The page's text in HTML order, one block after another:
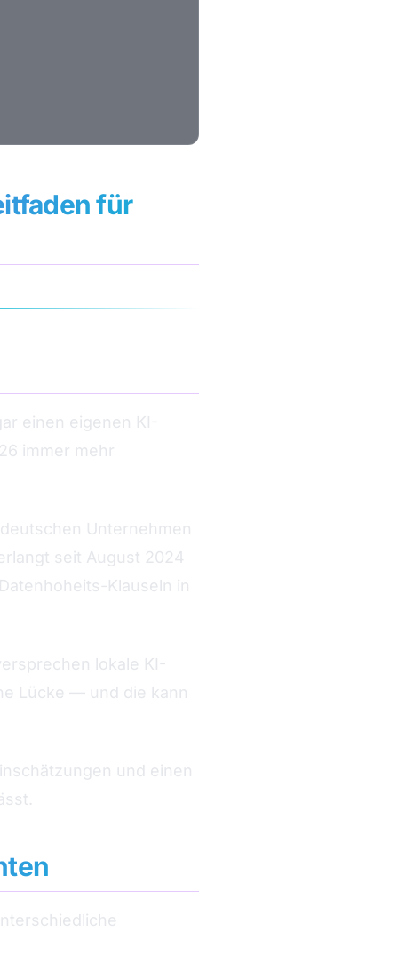
für
einen eigenen KI-
immer mehr
Unternehmen
seit August 2024
Klauseln in
lokale KI-
Lücke — und die kann
und einen